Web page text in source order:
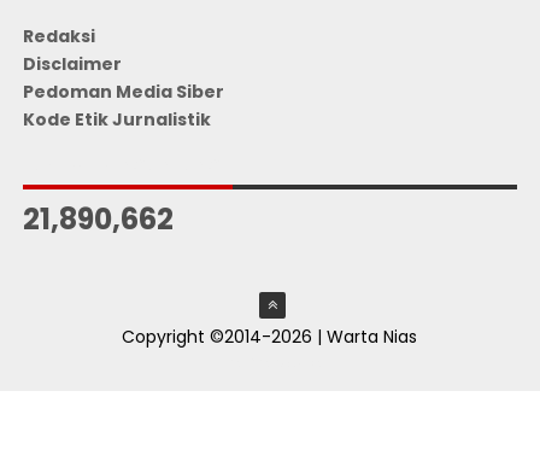
Redaksi
Disclaimer
Pedoman Media Siber
Kode Etik Jurnalistik
21,890,662
Copyright ©2014-2026 | Warta Nias